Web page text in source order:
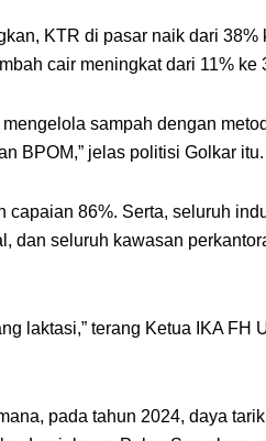
KTR di pasar naik dari 38%
cair meningkat dari 11% ke
sampah dengan
BPOM,” jelas politisi Golkar itu.
capaian 86%. Serta, seluruh
dan seluruh kawasan
laktasi,” terang Ketua IKA FH
pada tahun 2024, daya